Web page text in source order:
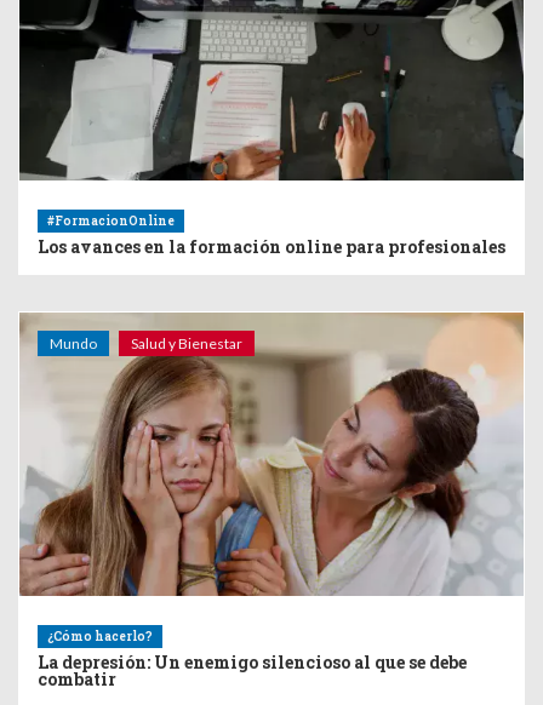
#FormacionOnline
Los avances en la formación online para profesionales
Mundo Salud y Bienestar
¿Cómo hacerlo?
La depresión: Un enemigo silencioso al que se debe
combatir